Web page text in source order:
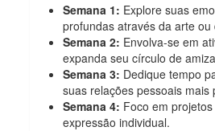
Semana 1: Explore suas
profundas através da arte ou
Semana 2: Envolva-se em
expanda seu círculo de
Semana 3: Dedique tempo
suas relações pessoais mais
Semana 4: Foco em
expressão individual.